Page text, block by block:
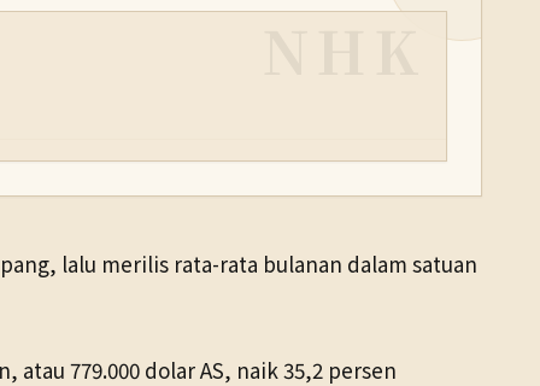
lalu merilis rata-rata bulanan dalam satuan
779.000 dolar AS, naik 35,2 persen